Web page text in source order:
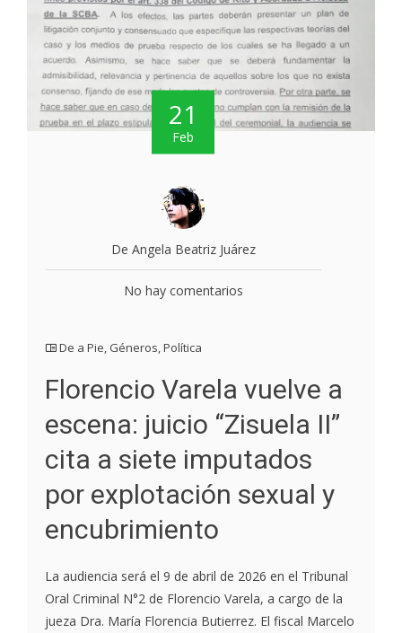
21
Feb
De Angela Beatriz Juárez
No hay comentarios
De a Pie, Géneros,Política
Florencio Varela vuelve a
escena: juicio “Zisuela II”
cita a siete imputados
por explotación sexual y
encubrimiento
La audiencia será el 9 de abril de 2026 en el Tribunal
Oral Criminal N°2 de Florencio Varela, a cargo de la
jueza Dra. María Florencia Butierrez. El fiscal Marcelo